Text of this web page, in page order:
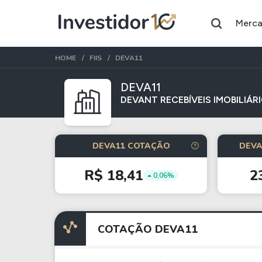
Assuntos do momento
Índice
Ibovespa
Ação
Petrobras
Ações
Taesa
Itausa
Ambev
FIIs
XPML11
RECR11
HOME FIIS DEVA11
DEVA11
DEVANT RECEBÍVEIS
DEVA11 COTAÇÃO
R$ 18,41 0,06%
COTAÇÃO DEVA11